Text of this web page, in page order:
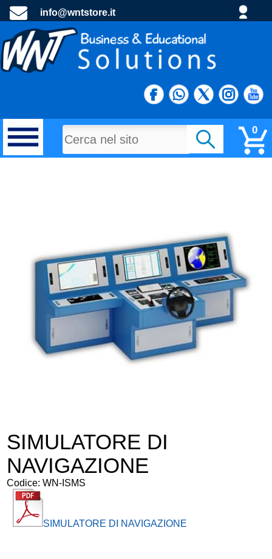
info@wntstore.it
0
TECNOLOGIA E DIDATTTICA
SICUREZZA E PROTEZIONE
INFORMATICA
ARREDI
SIMULATORE DI
NAVIGAZIONE
Codice:WN-ISMS
SIMULATORE DI NAVIGAZIONE